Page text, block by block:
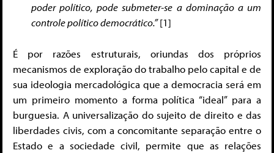
poder político, pode submeter-se a dominação a um
controle político democrático.”[1]
É por razões estruturais, oriundas dos próprios
mecanismos de exploração do trabalho pelo capital e de
sua ideologia mercadológica que a democracia será em
um primeiro momento a forma política “ideal” para a
burguesia. A universalização do sujeito de direito e das
liberdades civis, com a concomitante separação entre o
Estado e a sociedade civil, permite que as relações